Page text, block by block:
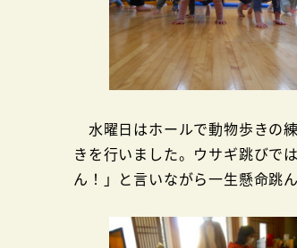
水曜日はホールで動物歩きの
きを行いました。ウサギ跳びで
ん！」と言いながら一生懸命跳